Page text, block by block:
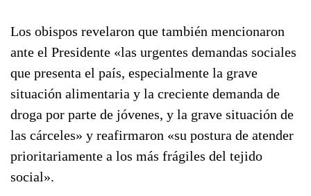
Los obispos revelaron que también mencionaron
ante el Presidente «las urgentes demandas sociales
que presenta el país, especialmente la grave
situación alimentaria y la creciente demanda de
droga por parte de jóvenes, y la grave situación de
las cárceles» y reafirmaron «su postura de atender
prioritariamente a los más frágiles del tejido
social».